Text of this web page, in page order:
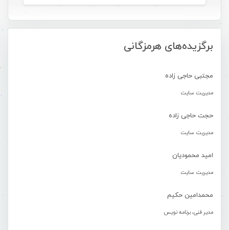
برگزیده‌های هرمزگانی
مجتبی حاجی زاده
مدیریت سایت
حجت حاجی زاده
مدیریت سایت
امید محمودیان
مدیریت سایت
محمدامین حکیم
مدیر فنی، برنامه نویس